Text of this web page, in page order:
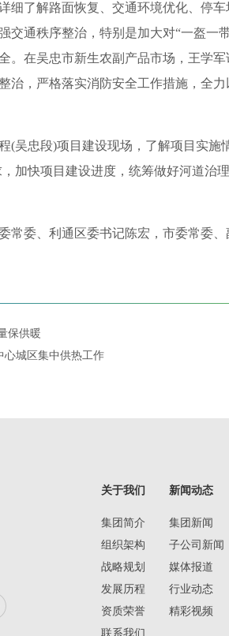
细了解路面恢复、交通环境优化、停
交通秩序整治，特别是加大对“一盔一
。在吴忠市新生农副产品市场，王学
治，严格落实消防安全工作措施，全
忠段)项目建设现场，了解项目实施
加快项目建设进度，统筹做好河道治
委、利通区委书记陈宏，市委常委、
保供暖
心城区集中供热工作
关于我们
集团简介
组织架构
战略规划
发展历程
资质荣誉
联系我们
新闻动态
集团新闻
子公司新闻
媒体报道
行业动态
精彩视频